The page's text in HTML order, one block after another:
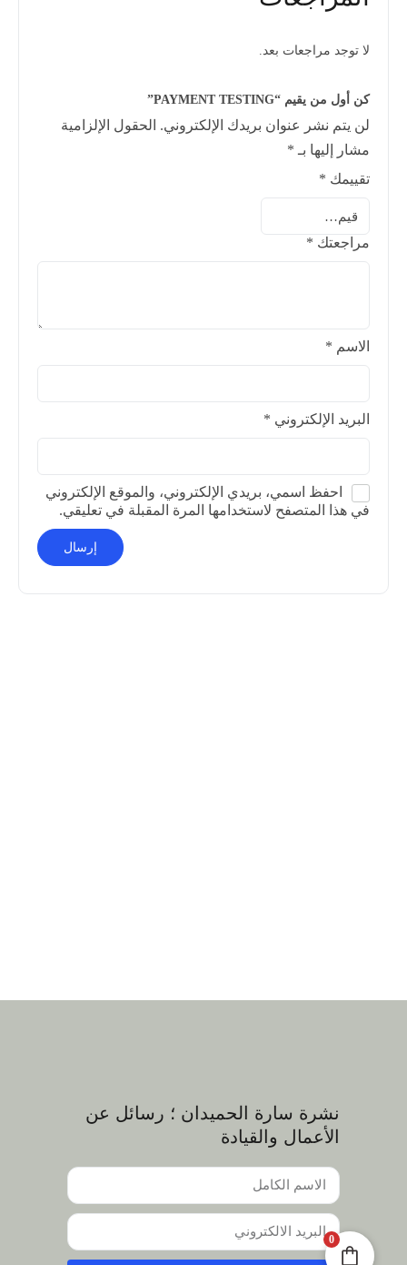
لا توجد مراجعات بعد.
كن أول من يقيم “PAYMENT TESTING”
لن يتم نشر عنوان بريدك الإلكتروني. الحقول الإلزامية
مشار إليها بـ *
تقييمك *
مراجعتك *
الاسم *
البريد الإلكتروني *
احفظ اسمي، بريدي الإلكتروني، والموقع الإلكتروني
في هذا المتصفح لاستخدامها المرة المقبلة في تعليقي.
نشرة سارة الحميدان ؛ رسائل عن
الأعمال والقيادة
0